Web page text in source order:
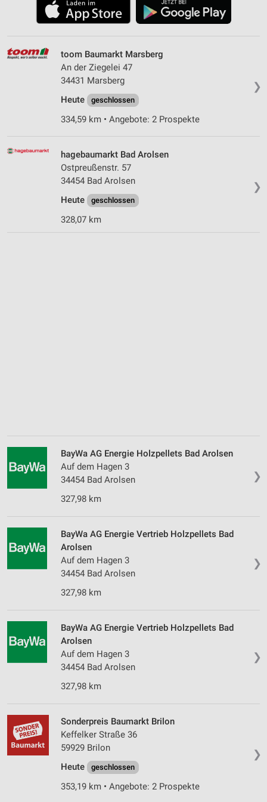
❯
toom Baumarkt Marsberg
An der Ziegelei 47
34431 Marsberg
Heute
geschlossen
334,59 km • Angebote: 2 Prospekte
❯
hagebaumarkt Bad Arolsen
Ostpreußenstr. 57
34454 Bad Arolsen
Heute
geschlossen
328,07 km
❯
BayWa AG Energie Holzpellets Bad Arolsen
Auf dem Hagen 3
34454 Bad Arolsen
327,98 km
❯
BayWa AG Energie Vertrieb Holzpellets Bad
Arolsen
Auf dem Hagen 3
34454 Bad Arolsen
327,98 km
❯
BayWa AG Energie Vertrieb Holzpellets Bad
Arolsen
Auf dem Hagen 3
34454 Bad Arolsen
327,98 km
❯
Sonderpreis Baumarkt Brilon
Keffelker Straße 36
59929 Brilon
Heute
geschlossen
353,19 km • Angebote: 2 Prospekte